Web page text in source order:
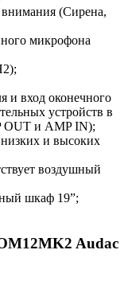
(Сирена,
микрофона
и вход оконечного
устройств в
OUT и AMP IN);
и высоких
воздушный
шкаф 19”;
Audac